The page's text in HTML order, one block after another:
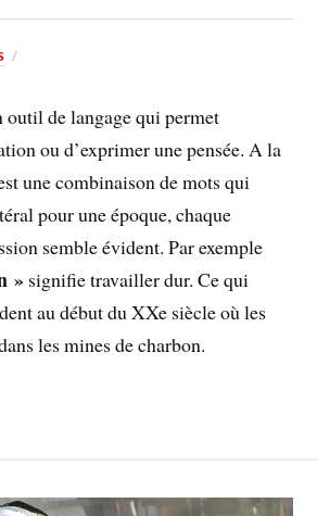
outil de langage qui permet
ou d’exprimer une pensée. A la
une combinaison de mots qui
pour une époque, chaque
semble évident. Par exemple
» signifie travailler dur. Ce qui
au début du XXe siècle où les
les mines de charbon.